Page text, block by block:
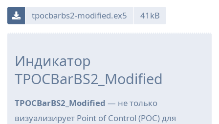
tpocbarbs2-modified.ex5 41kB
Индикатор
TPOCBarBS2_Modified
TPOCBarBS2_Modified — не только
визуализирует Point of Control (POC) для